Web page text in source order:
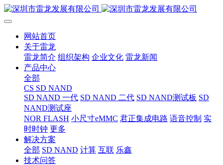
网站首页
关于雷龙
雷龙简介 组织架构 企业文化 雷龙新闻
产品中心
全部
CS SD NAND
SD NAND 一代 SD NAND 二代 SD NAND测试板 SD
NAND测试座
NOR FLASH 小尺寸eMMC 君正集成电路 语音控制 实
时时钟 更多
解决方案
全部 SD NAND 计算 互联 乐鑫
技术问答